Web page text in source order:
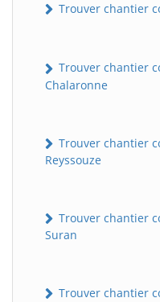
Trouver chantier
Trouver chantier
Chalaronne
Trouver chantier
Reyssouze
Trouver chantier
Suran
Trouver chantier